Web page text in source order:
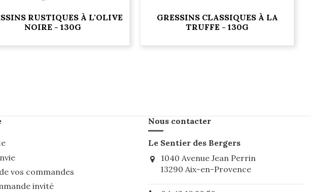
RUSTIQUES À L'OLIVE
NOIRE - 130G
GRESSINS CLASSIQUES À LA
TRUFFE - 130G
vos commandes
invité
Nous contacter
Le Sentier des Bergers
1040 Avenue Jean Perrin
13290 Aix-en-Provence